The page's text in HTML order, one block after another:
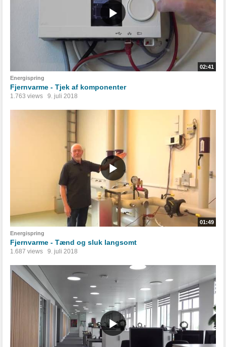
02:41
Energispring
Fjernvarme - Tjek af komponenter
1.763 views 9. juli 2018
01:49
Energispring
Fjernvarme - Tænd og sluk langsomt
1.687 views 9. juli 2018